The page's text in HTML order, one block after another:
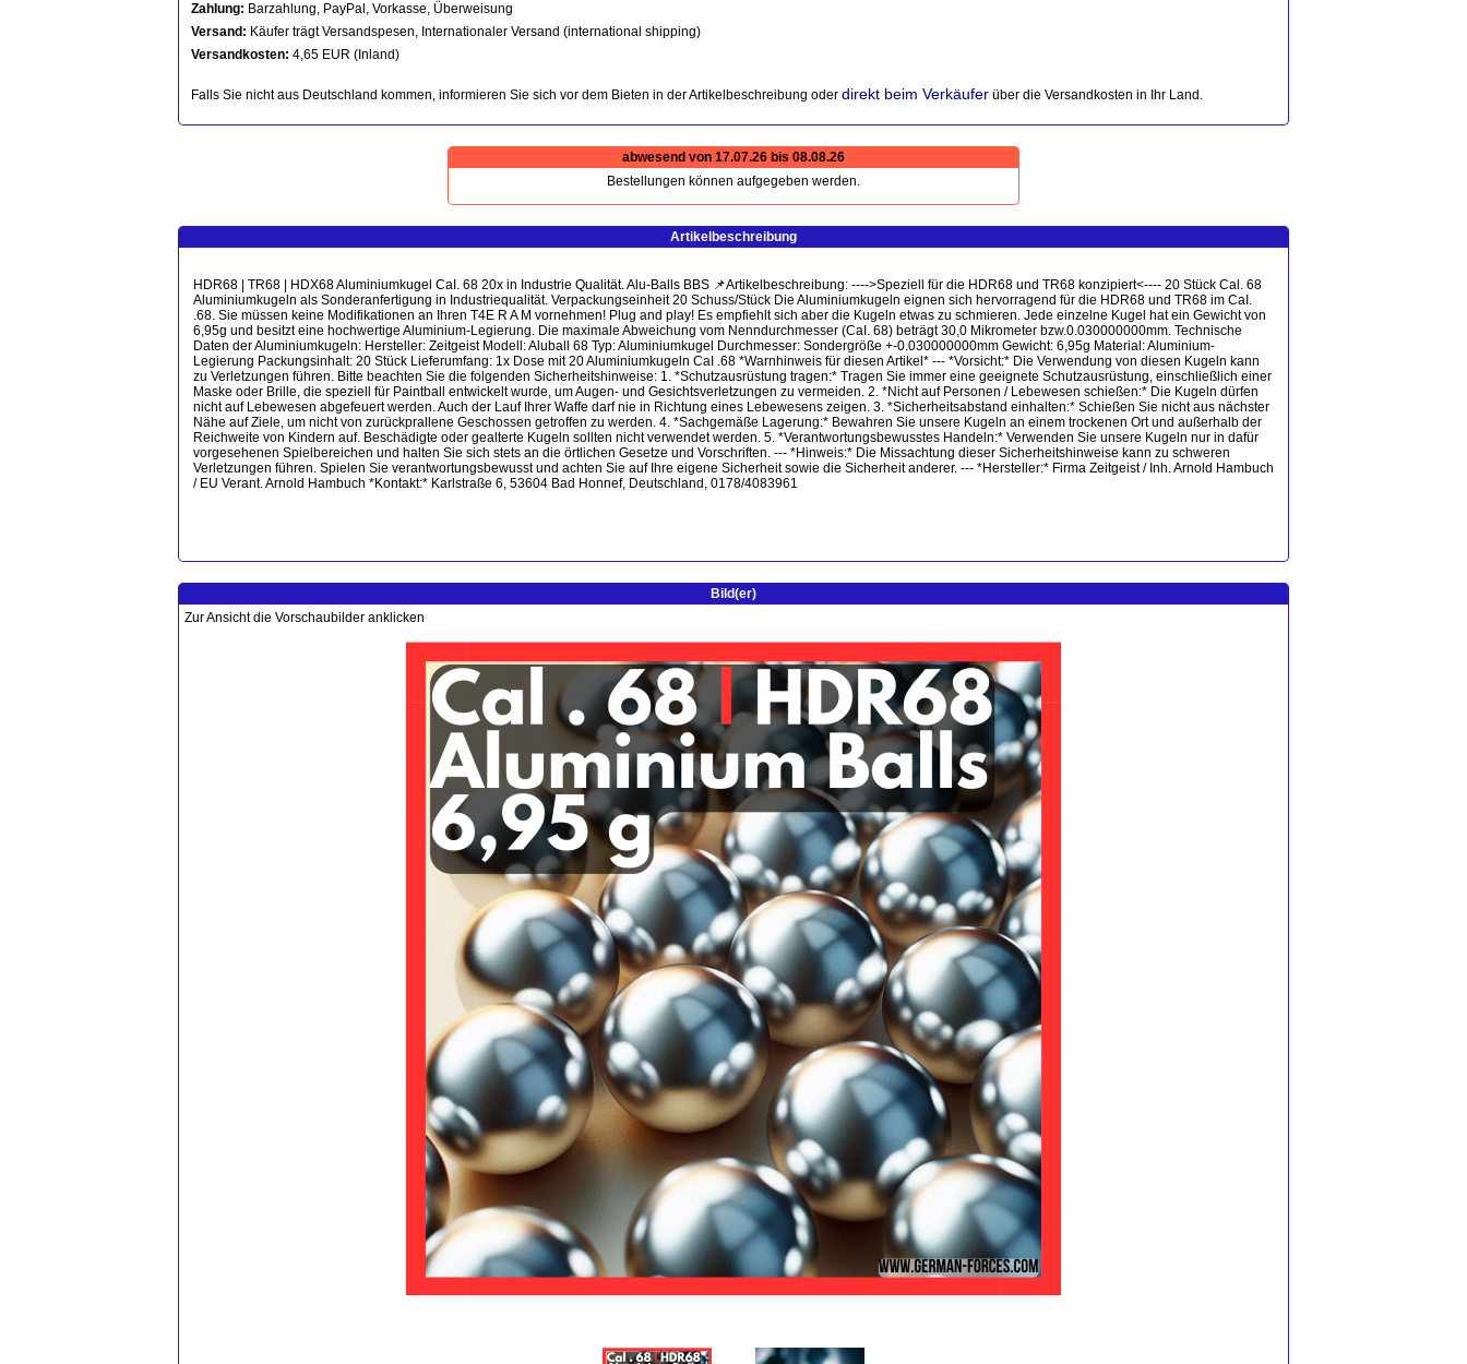
Zahlung: Barzahlung, PayPal, Vorkasse, Überweisung
Versand: Käufer trägt Versandspesen, Internationaler Versand (international shipping)
Versandkosten: 4,65 EUR (Inland)
Falls Sie nicht aus Deutschland kommen, informieren Sie sich vor dem Bieten in der Artikelbeschreibung oder direkt beim Verkäufer über die Versandkosten in Ihr Land.
abwesend von 17.07.26 bis 08.08.26
Bestellungen können aufgegeben werden.
Artikelbeschreibung
HDR68 | TR68 | HDX68 Aluminiumkugel CaI. 68 20x in Industrie Qualität. Alu-Balls BBS 📌Artikelbeschreibung: ---->Speziell für die HDR68 und TR68 konzipiert<---- 20 Stück Cal. 68
Aluminiumkugeln als Sonderanfertigung in Industriequalität. Verpackungseinheit 20 Schuss/Stück Die Aluminiumkugeln eignen sich hervorragend für die HDR68 und TR68 im CaI.
.68. Sie müssen keine Modifikationen an Ihren T4E R A M vornehmen! Plug and play! Es empfiehlt sich aber die Kugeln etwas zu schmieren. Jede einzelne Kugel hat ein Gewicht von
6,95g und besitzt eine hochwertige Aluminium-Legierung. Die maximale Abweichung vom Nenndurchmesser (CaI. 68) beträgt 30,0 Mikrometer bzw.0.030000000mm. Technische
Daten der Aluminiumkugeln: Hersteller: Zeitgeist Modell: Aluball 68 Typ: Aluminiumkugel Durchmesser: Sondergröße +-0.030000000mm Gewicht: 6,95g Material: Aluminium-
Legierung Packungsinhalt: 20 Stück Lieferumfang: 1x Dose mit 20 Aluminiumkugeln CaI .68 *Warnhinweis für diesen Artikel* --- *Vorsicht:* Die Verwendung von diesen Kugeln kann
zu Verletzungen führen. Bitte beachten Sie die folgenden Sicherheitshinweise: 1. *Schutzausrüstung tragen:* Tragen Sie immer eine geeignete Schutzausrüstung, einschließlich einer
Maske oder Brille, die speziell für Paintball entwickelt wurde, um Augen- und Gesichtsverletzungen zu vermeiden. 2. *Nicht auf Personen / Lebewesen schießen:* Die Kugeln dürfen
nicht auf Lebewesen abgefeuert werden. Auch der Lauf Ihrer Waffe darf nie in Richtung eines Lebewesens zeigen. 3. *Sicherheitsabstand einhalten:* Schießen Sie nicht aus nächster
Nähe auf Ziele, um nicht von zurückprallene Geschossen getroffen zu werden. 4. *Sachgemäße Lagerung:* Bewahren Sie unsere Kugeln an einem trockenen Ort und außerhalb der
Reichweite von Kindern auf. Beschädigte oder gealterte Kugeln sollten nicht verwendet werden. 5. *Verantwortungsbewusstes Handeln:* Verwenden Sie unsere Kugeln nur in dafür
vorgesehenen Spielbereichen und halten Sie sich stets an die örtlichen Gesetze und Vorschriften. --- *Hinweis:* Die Missachtung dieser Sicherheitshinweise kann zu schweren
Verletzungen führen. Spielen Sie verantwortungsbewusst und achten Sie auf Ihre eigene Sicherheit sowie die Sicherheit anderer. --- *Hersteller:* Firma Zeitgeist / Inh. Arnold Hambuch
/ EU Verant. Arnold Hambuch *Kontakt:* Karlstraße 6, 53604 Bad Honnef, Deutschland, 0178/4083961
Bild(er)
Zur Ansicht die Vorschaubilder anklicken